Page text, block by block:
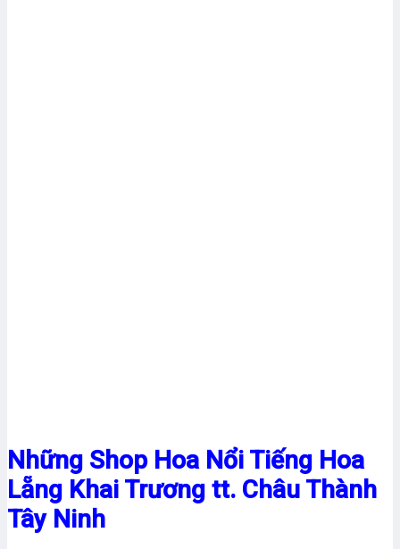
Những Shop Hoa Nổi Tiếng Hoa
Lẵng Khai Trương tt. Châu Thành
Tây Ninh